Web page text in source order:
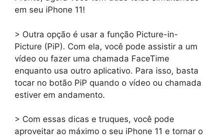
em seu iPhone 11!
> Outra opção é usar a função Picture-in-
Picture (PiP). Com ela, você pode assistir a um
vídeo ou fazer uma chamada FaceTime
enquanto usa outro aplicativo. Para isso, basta
tocar no botão PiP quando o vídeo ou chamada
estiver em andamento.
> Com essas dicas e truques, você pode
aproveitar ao máximo o seu iPhone 11 e tornar o